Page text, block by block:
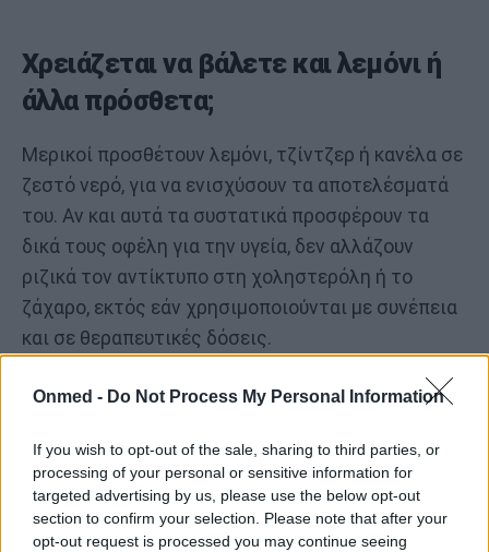
Onmed - Do Not Process My Personal Information
If you wish to opt-out of the sale, sharing to third parties, or
processing of your personal or sensitive information for
targeted advertising by us, please use the below opt-out
section to confirm your selection. Please note that after your
opt-out request is processed you may continue seeing
Χρειάζεται να βάλετε και λεμόνι ή
άλλα πρόσθετα;
Μερικοί προσθέτουν λεμόνι, τζίντζερ ή κανέλα σε
ζεστό νερό, για να ενισχύσουν τα αποτελέσματά
του. Αν και αυτά τα συστατικά προσφέρουν τα
δικά τους οφέλη για την υγεία, δεν αλλάζουν
ριζικά τον αντίκτυπο στη χοληστερόλη ή το
ζάχαρο, εκτός εάν χρησιμοποιούνται με συνέπεια
και σε θεραπευτικές δόσεις.
Παραδείγματα:
Λεμόνι: Προσθέτει βιταμίνη C και ήπιες
αλκαλικές ιδιότητες.
Κανέλα: Μπορεί να μειώσει μέτρια τη
γλυκόζη του αίματος όταν χρησιμοποιείται